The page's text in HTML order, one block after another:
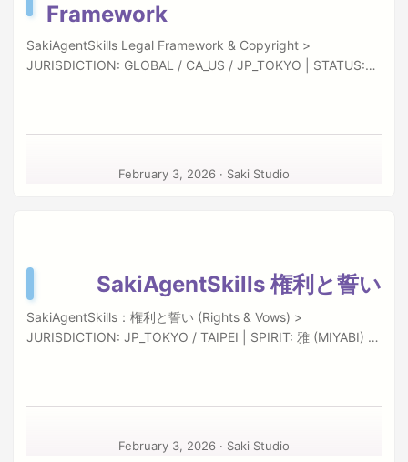
Framework
SakiAgentSkills Legal Framework & Copyright >
JURISDICTION: GLOBAL / CA_US / JP_TOKYO | STATUS:
Copyright Proprietorship The SakiAgentSkills software
tw). ...
February 3, 2026 · Saki Studio
SakiAgentSkills 権利と誓い
SakiAgentSkills：権利と誓い (Rights & Vows) >
JURISDICTION: JP_TOKYO / TAIPEI | SPIRIT: 雅 (MIYABI) 最
成するすべての要素——ソースコード、UIデザイン、
February 3, 2026 · Saki Studio